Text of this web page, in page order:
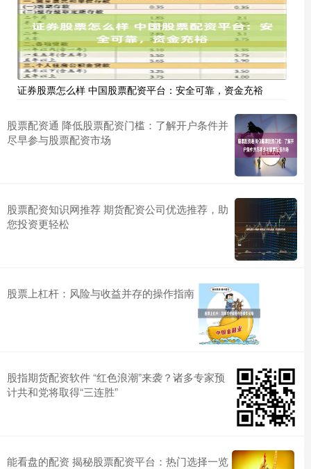
证券股票怎么样 中国股票配资平台：安全可靠，资金充裕
股票配资通 降低股票配资门槛：了解开户条件并
尽早参与股票配资市场
股票配资知识网推荐 期货配资公司优选推荐，助
您投资更轻松
股票上杠杆：风险与收益并存的操作指南
股指期货配资软件 “红色浪潮”来袭？诸多专家预
计共和党将取得“三连胜”
能看盘的配资 揭秘股票配资平台：热门选择一览